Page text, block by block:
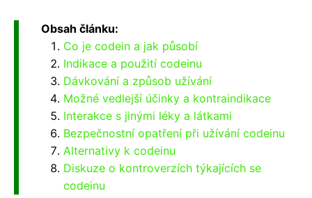
Obsah článku:
Co je codein a jak působí
Indikace a použití codeinu
Dávkování a způsob užívání
Možné vedlejší účinky a kontraindikace
Interakce s jinými léky a látkami
Bezpečnostní opatření při užívání codeinu
Alternativy k codeinu
Diskuze o kontroverzích týkajících se
codeinu